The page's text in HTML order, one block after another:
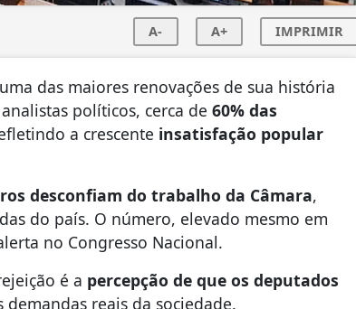
A- A+ IMPRIMIR
das maiores renovações de sua história
políticos, cerca de 60% das
a crescente insatisfação popular
desconfiam do trabalho da Câmara,
do país. O número, elevado mesmo em
no Congresso Nacional.
é a percepção de que os deputados
reais da sociedade.